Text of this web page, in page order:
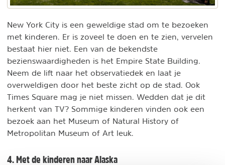
New York City is een geweldige stad om te bezoeken
met kinderen. Er is zoveel te doen en te zien, vervelen
bestaat hier niet. Een van de bekendste
bezienswaardigheden is het Empire State Building.
Neem de lift naar het observatiedek en laat je
overweldigen door het beste zicht op de stad. Ook
Times Square mag je niet missen. Wedden dat je dit
herkent van TV? Sommige kinderen vinden ook een
bezoek aan het Museum of Natural History of
Metropolitan Museum of Art leuk.
4. Met de kinderen naar Alaska